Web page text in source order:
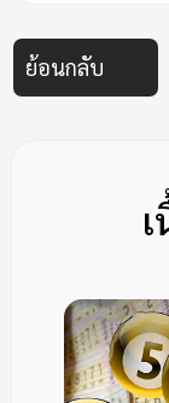
ย้อนกลับ